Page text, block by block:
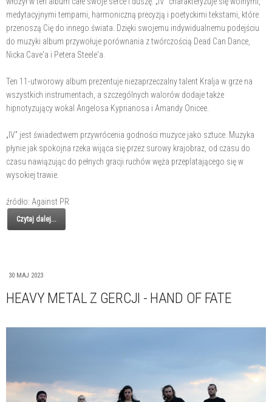
medytacyjnymi tempami, harmoniczną precyzją i poetyckimi tekstami, które
przenoszą Cię do innego świata. Dzięki swojemu indywidualnemu podejściu
do muzyki album przywołuje porównania z twórczością Dead Can Dance,
Nicka Cave'a i Petera Steele'a.
Ten 11-utworowy album prezentuje niezaprzeczalny talent Kralja w grze na
wszystkich instrumentach, a szczególnych walorów dodaje także
hipnotyzujący wokal Angelosa Kyprianosa i Amandy Onicee.
„IV” jest świadectwem przywrócenia godności muzyce jako sztuce. Muzyka
płynie jak spokojna rzeka wijąca się przez surowy krajobraz, od czasu do
czasu nawiązując do pełnych gracji ruchów węża przeplatającego się w
wysokiej trawie.
źródło: Against PR
Czytaj dalej...
30 MAJ 2023
HEAVY METAL Z GERCJI - HAND OF FATE